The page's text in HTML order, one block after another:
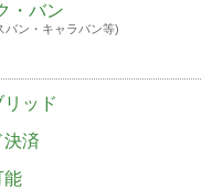
・バン
バン・キャラバン等)
ッド
決済
能